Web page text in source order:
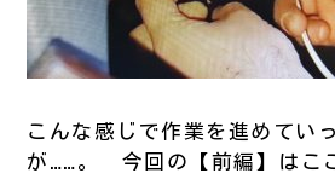
こんな感じで作業を進めてい
が……。 今回の【前編】はこ